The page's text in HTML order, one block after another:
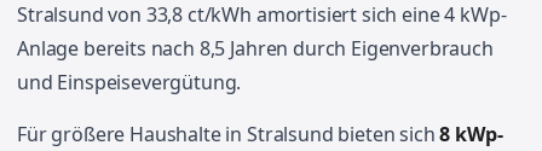
Stralsund von 33,8 ct/kWh amortisiert sich eine 4 kWp-
Anlage bereits nach 8,5 Jahren durch Eigenverbrauch
und Einspeisevergütung.
Für größere Haushalte in Stralsund bieten sich8 kWp-